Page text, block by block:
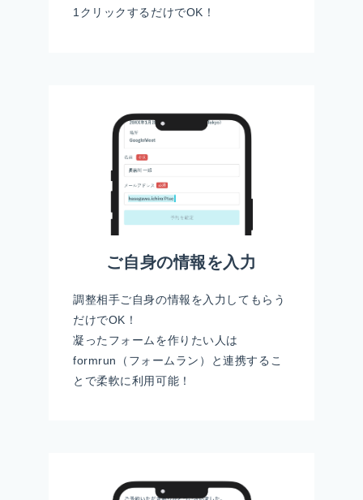
1クリックするだけでOK！
ご自身の情報を入力
調整相手ご自身の情報を入力してもらう
だけでOK！
凝ったフォームを作りたい人は
formrun（フォームラン）と連携するこ
とで柔軟に利用可能！